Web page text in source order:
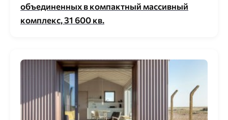
объединенных в компактный массивный
комплекс, 31 600 кв.